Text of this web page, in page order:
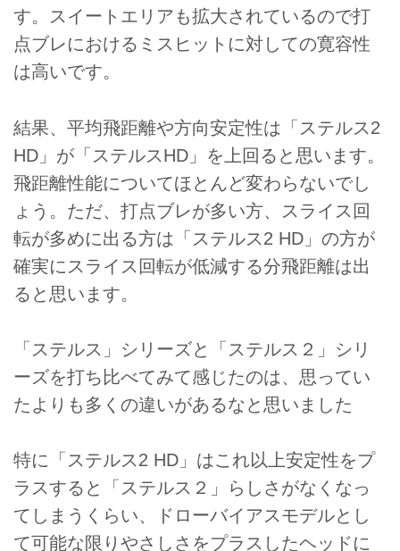
す。スイートエリアも拡大されているので打
点ブレにおけるミスヒットに対しての寛容性
は高いです。
結果、平均飛距離や方向安定性は「ステルス2
HD」が「ステルスHD」を上回ると思います。
飛距離性能についてほとんど変わらないでし
ょう。ただ、打点ブレが多い方、スライス回
転が多めに出る方は「ステルス2 HD」の方が
確実にスライス回転が低減する分飛距離は出
ると思います。
「ステルス」シリーズと「ステルス２」シリ
ーズを打ち比べてみて感じたのは、思ってい
たよりも多くの違いがあるなと思いました
特に「ステルス2 HD」はこれ以上安定性をプ
ラスすると「ステルス２」らしさがなくなっ
てしまうくらい、ドローバイアスモデルとし
て可能な限りやさしさをプラスしたヘッドに